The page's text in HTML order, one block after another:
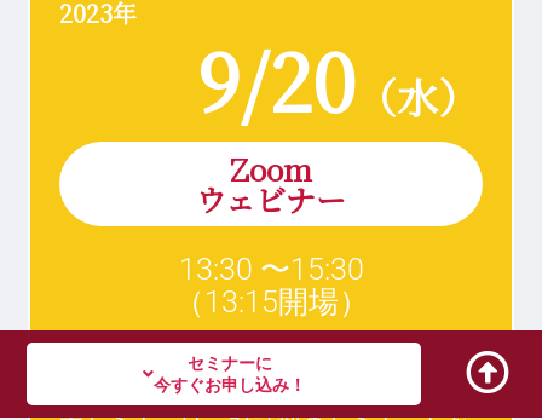
2023年
9/20 （水）
Zoom
ウェビナー
13:30 〜15:30
（13:15開場）
セミナーに
今すぐお申し込み！